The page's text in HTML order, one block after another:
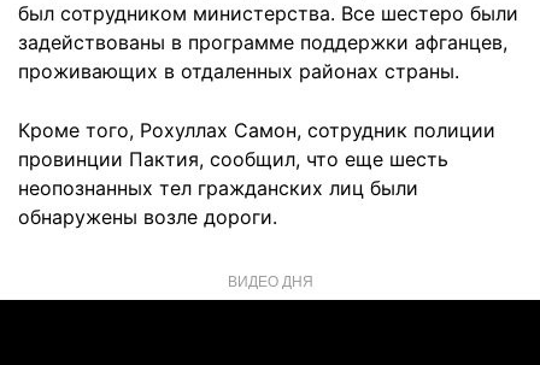
был сотрудником министерства. Все шестеро были
задействованы в программе поддержки афганцев,
проживающих в отдаленных районах страны.
Кроме того, Рохуллах Самон, сотрудник полиции
провинции Пактия, сообщил, что еще шесть
неопознанных тел гражданских лиц были
обнаружены возле дороги.
ВИДЕО ДНЯ